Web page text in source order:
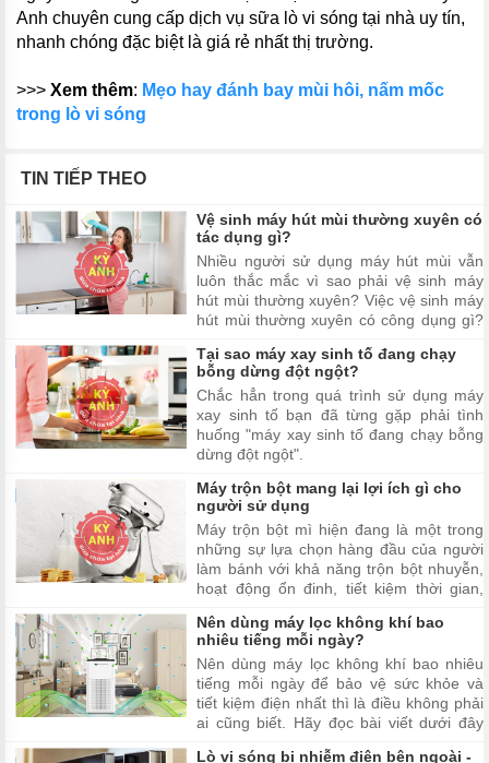
Anh chuyên cung cấp dịch vụ sữa lò vi sóng tại nhà uy tín,
nhanh chóng đặc biệt là giá rẻ nhất thị trường.
>>> Xem thêm: Mẹo hay đánh bay mùi hôi, nấm mốc
trong lò vi sóng
TIN TIẾP THEO
Vệ sinh máy hút mùi thường xuyên có
tác dụng gì?
Nhiều người sử dụng máy hút mùi vẫn
luôn thắc mắc vì sao phải vệ sinh máy
hút mùi thường xuyên? Việc vệ sinh máy
hút mùi thường xuyên có công dụng gì?
này kĩ hơn trong bài viết dưới đây nhé!
Tại sao máy xay sinh tố đang chạy
bỗng dừng đột ngột?
Chắc hẳn trong quá trình sử dụng máy
xay sinh tố bạn đã từng gặp phải tình
huống "máy xay sinh tố đang chạy bỗng
dừng đột ngột".
Máy trộn bột mang lại lợi ích gì cho
người sử dụng
Máy trộn bột mì hiện đang là một trong
những sự lựa chọn hàng đầu của người
làm bánh với khả năng trộn bột nhuyễn,
hoạt động ổn đinh, tiết kiệm thời gian,
Nên dùng máy lọc không khí bao
nhiêu tiếng mỗi ngày?
Nên dùng máy lọc không khí bao nhiêu
tiếng mỗi ngày để bảo vệ sức khỏe và
tiết kiệm điện nhất thì là điều không phải
ai cũng biết. Hãy đọc bài viết dưới đây
Lò vi sóng bị nhiễm điện bên ngoài -